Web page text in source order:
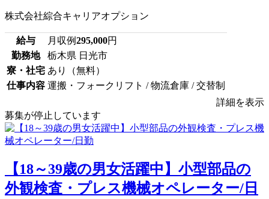
株式会社綜合キャリアオプション
給与 月収例295,000円
勤務地
栃木県 日光市
寮・社宅 あり（無料）
仕事内容 運搬・フォークリフト / 物流倉庫 / 交替制
詳細を表示
募集が停止しています
【18～39歳の男女活躍中】小型部品の
外観検査・プレス機械オペレーター/日